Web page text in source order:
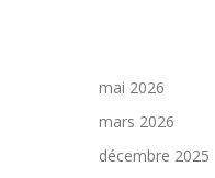
mai 2026
mars 2026
décembre 2025